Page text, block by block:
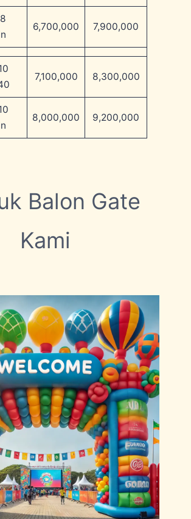
6,700,000 7,900,000
7,100,000 8,300,000
8,000,000 9,200,000
Balon Gate
Kami